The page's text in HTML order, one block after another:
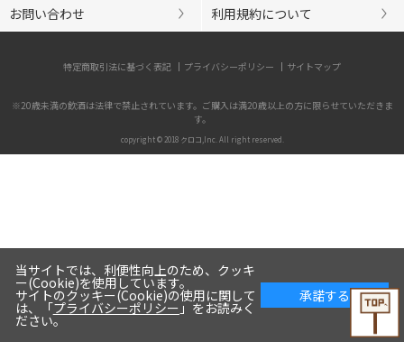
お問い合わせ
利用規約について
特定商取引法に基づく表記 プライバシーポリシー サイトマップ
※20歳未満の飲酒は法律で禁止されています。ご購入は満20歳以上の方に限らせていただきま
す。
copyright © 2018 クロコ,Inc. All right reserved.
当サイトでは、利便性向上のため、クッキ
ー(Cookie)を使用しています。
サイトのクッキー(Cookie)の使用に関して
は、「プライバシーポリシー 」をお読みく
ださい。
承諾する